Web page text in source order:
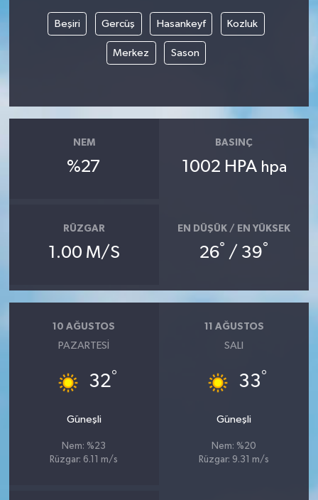
Beşiri Gercüş Hasankeyf Kozluk
Merkez Sason
NEM
%27
BASINÇ
1002 HPA hpa
RÜZGAR
1.00 M/S
EN DÜŞÜK / EN YÜKSEK
26° / 39°
10 AĞUSTOS
PAZARTESI
32°
Güneşli
Nem: %23
Rüzgar: 6.11 m/s
11 AĞUSTOS
SALI
33°
Güneşli
Nem: %20
Rüzgar: 9.31 m/s